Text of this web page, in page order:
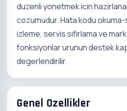
duzenli yonetmek icin
cozumudur. Hata kodu okuma-
izleme, servis sifirlama ve
fonksiyonlar urunun destek
degerlendirilir.
Genel Ozellikler